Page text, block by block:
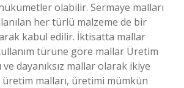
olabilir. Sermaye malları
her türlü malzeme de bir
kabul edilir. İktisatta mallar
türüne göre mallar Üretim
ve dayanıksız mallar olarak ikiye
üretim malları, üretimi mümkün